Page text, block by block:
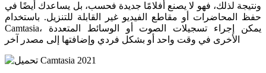
ونتيجة لذلك، فهو لا يصنع أفلامًا جديدة فحسب، بل يساعدك أيضًا في
حفظ المحاضرات أو مقاطع الفيديو غير القابلة للتنزيل. باستخدام
Camtasia، يمكن إجراء تسجيلات الصوت أو الوسائط المتعددة
الأخرى في وقت واحد أو بشكل فردي وإضافتها إلى مصدر آخر